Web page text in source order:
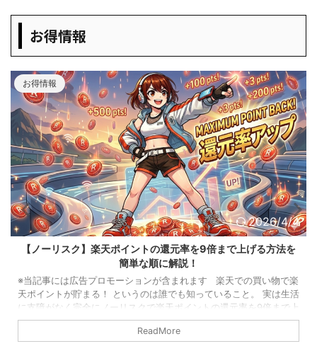
お得情報
お得情報
2026/4/4
【ノーリスク】楽天ポイントの還元率を9倍まで上げる方法を
簡単な順に解説！
※当記事には広告プロモーションが含まれます 楽天での買い物で楽
天ポイントが貯まる！ というのは誰でも知っていること。 実は生活
に支障がなく完全にノーリスクで楽天ポイントの還元率を9倍まで上
げられるんだ。 しかし知らない人も多いし実際にそれを実践して
「楽天経済圏」たるものを体験している人は少ないと思う。 という
ReadMore